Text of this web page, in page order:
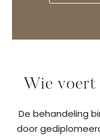
Wie voert
De behandeling
door